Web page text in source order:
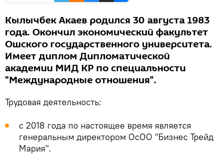
Кылычбек Акаев родился 30 августа 1983
года. Окончил экономический факультет
Ошского государственного университета.
Имеет диплом Дипломатической
академии МИД КР по специальности
"Международные отношения".
Трудовая деятельность:
с 2018 года по настоящее время является
генеральным директором ОсОО "Бизнес Трейд
Мария".